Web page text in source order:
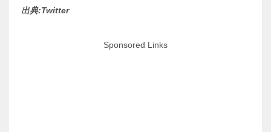
出典:Twitter
Sponsored Links